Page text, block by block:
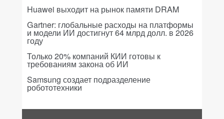
Huawei выходит на рынок памяти DRAM
Gartner: глобальные расходы на платформы
и модели ИИ достигнут 64 млрд долл. в 2026
году
Только 20% компаний КИИ готовы к
требованиям закона об ИИ
Samsung создает подразделение
робототехники